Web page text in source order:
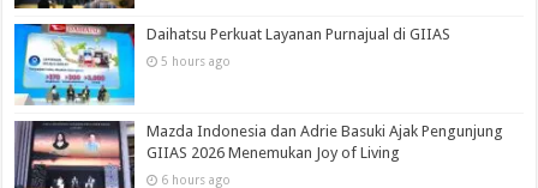
Daihatsu Perkuat Layanan Purnajual di GIIAS
5 hours ago
Mazda Indonesia dan Adrie Basuki Ajak Pengunjung
GIIAS 2026 Menemukan Joy of Living
6 hours ago